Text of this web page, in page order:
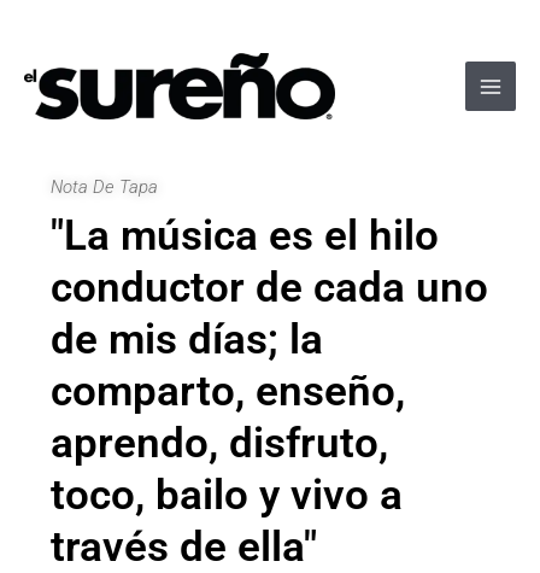
contenido
Nota De Tapa
"La música es el hilo
conductor de cada uno
de mis días; la
comparto, enseño,
aprendo, disfruto,
toco, bailo y vivo a
través de ella"
entradas